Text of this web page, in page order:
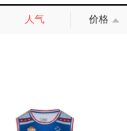
人气 价格